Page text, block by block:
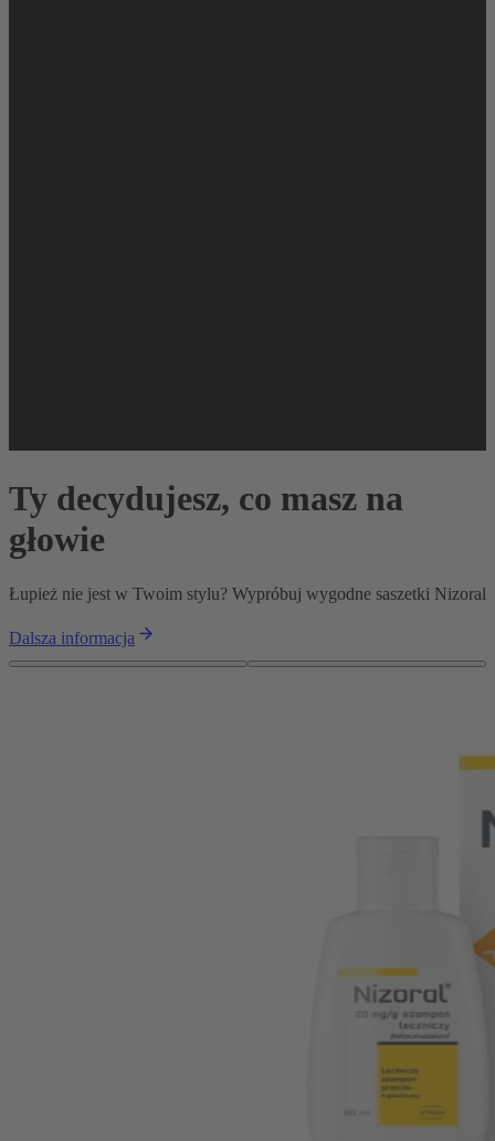
Ty decydujesz, co masz na
głowie
Łupież nie jest w Twoim stylu? Wypróbuj wygodne saszetki Nizoral
Dalsza informacja